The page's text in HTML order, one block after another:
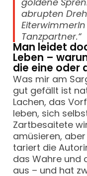
abrupten
Tanzpartner.“
Man leidet
Leben –
die eine oder
Was mir am
gut gefällt ist
Lachen, das
leben, sich
Zartbesaitete
amüsieren,
tariert die
das Wahre und
aus – und hat